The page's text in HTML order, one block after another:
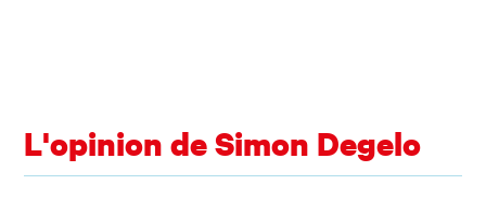
L'opinion de Simon Degelo